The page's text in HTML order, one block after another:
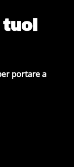
portare a